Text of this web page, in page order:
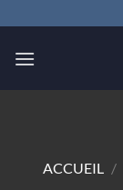
contenu
ACCUEIL /